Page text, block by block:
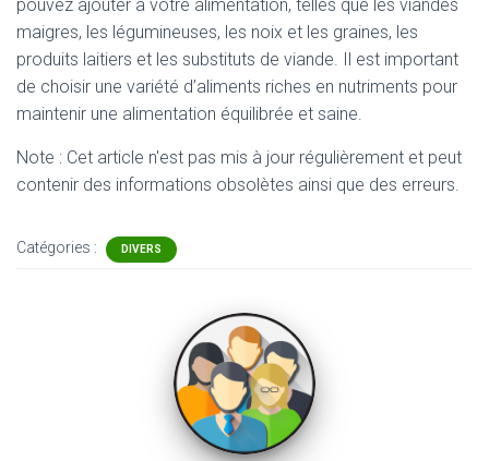
pouvez ajouter à votre alimentation, telles que les viandes
maigres, les légumineuses, les noix et les graines, les
produits laitiers et les substituts de viande. Il est important
de choisir une variété d’aliments riches en nutriments pour
maintenir une alimentation équilibrée et saine.
Note : Cet article n'est pas mis à jour régulièrement et peut
contenir des informations obsolètes ainsi que des erreurs.
Catégories : DIVERS